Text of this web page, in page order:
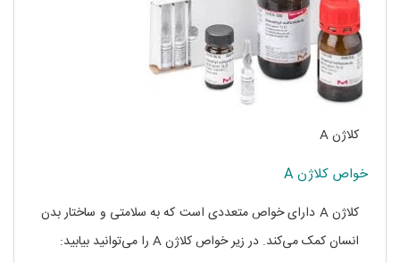
کلاژن A
خواص کلاژن A
کلاژن A دارای خواص متعددی است که به سلامتی و ساختار بدن
انسان کمک می‌کند. در زیر خواص کلاژن A را می‌توانید بیابید: